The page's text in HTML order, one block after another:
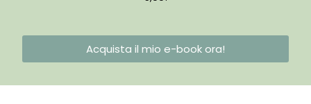
Acquista il mio e-book ora!